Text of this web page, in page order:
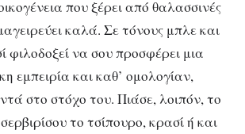
που ξέρει από θαλασσινές
καλά. Σε τόνους μπλε και
φιλοδοξεί να σου προσφέρει μια
εμπειρία και καθ’ ομολογίαν,
στο στόχο του. Πιάσε, λοιπόν, το
το τσίπουρο, κρασί ή και